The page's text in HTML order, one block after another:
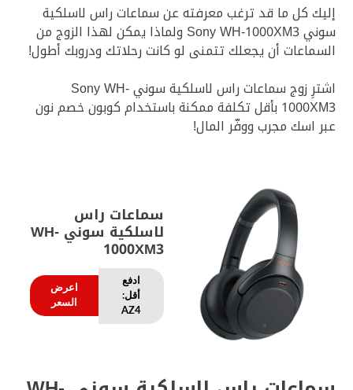
إليك كل ما قد ترغب معرفته عن سماعات راس لاسلكية
سوني Sony WH-1000XM3 ولماذا يمكن لهذا الزوج من
السماعات أن يجعلك تتمنى لو كانت رحلاتك ودروبك أطول!
اشترِ زوج سماعات راس لاسلكية سوني Sony WH-
1000XM3 بأقل تكلفة ممكنة باستخدام كوبون خصم نون
عبر اسك مجرب ووفّر المال!
سماعات راس
لاسلكية سوني WH-
1000XM3
ادفع
أقل:
AZ4
اعرض
السعر